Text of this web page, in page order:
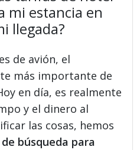
mi estancia en
llegada?
de avión, el
más importante de
en día, es realmente
y el dinero al
las cosas, hemos
búsqueda para